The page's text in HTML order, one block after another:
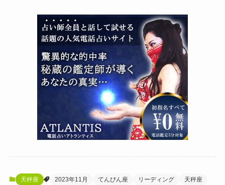
天秤座 2023年11月 てんびん座 リーディング 天秤座